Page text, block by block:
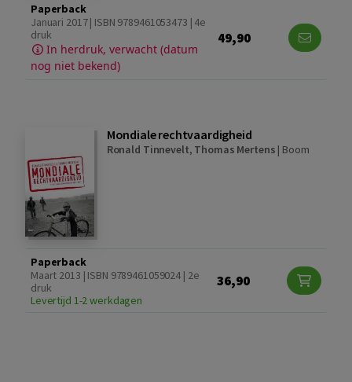
Paperback
Januari 2017 | ISBN 9789461053473 | 4e
druk
In herdruk, verwacht (datum
nog niet bekend)
49,90
Mondiale rechtvaardigheid
Ronald Tinnevelt, Thomas Mertens | Boom
Paperback
Maart 2013 | ISBN 9789461059024 | 2e
druk
Levertijd 1-2 werkdagen
36,90